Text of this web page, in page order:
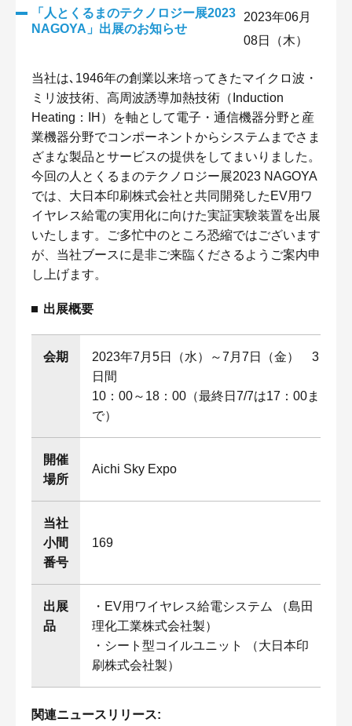
「人とくるまのテクノロジー展2023
NAGOYA」出展のお知らせ
2023年06月
08日（木）
当社は､1946年の創業以来培ってきたマイクロ波・
ミリ波技術、高周波誘導加熱技術（Induction
Heating：IH）を軸として電子・通信機器分野と産
業機器分野でコンポーネントからシステムまでさま
ざまな製品とサービスの提供をしてまいりました。
今回の人とくるまのテクノロジー展2023 NAGOYA
では、大日本印刷株式会社と共同開発したEV用ワ
イヤレス給電の実用化に向けた実証実験装置を出展
いたします。ご多忙中のところ恐縮ではございます
が、当社ブースに是非ご来臨くださるようご案内申
し上げます。
出展概要
会期
2023年7月5日（水）～7月7日（金） 3
日間
10：00～18：00（最終日7/7は17：00ま
で）
開催
場所
Aichi Sky Expo
当社
小間
番号
169
出展
品
・EV用ワイヤレス給電システム （島田
理化工業株式会社製）
・シート型コイルユニット （大日本印
刷株式会社製）
関連ニュースリリース